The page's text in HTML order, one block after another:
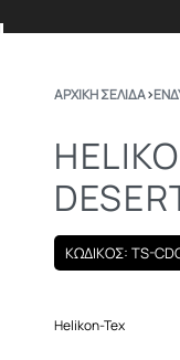
ΑΡΧΙΚΉ ΣΕΛΊΔΑ›
ΚΩΔΙΚΟΣ: TS-
Helikon-Tex